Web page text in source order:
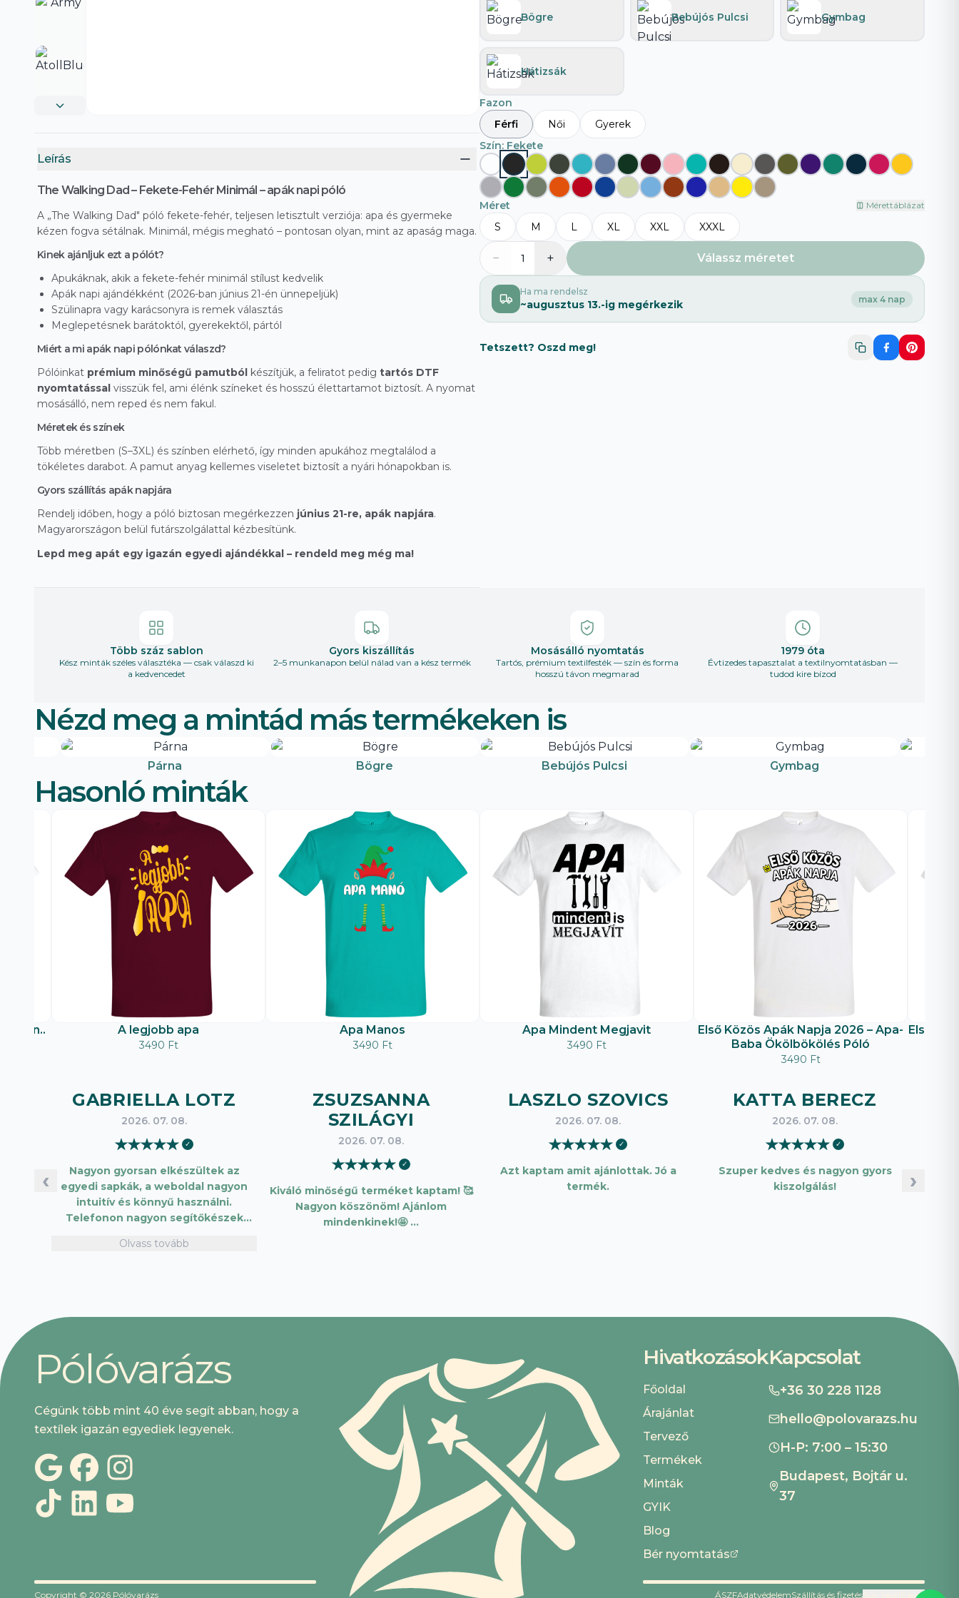
Böngészd az összeset→
Leírás
The Walking Dad – Fekete-Fehér Minimál – apák napi póló
A „The Walking Dad" póló fekete-fehér, teljesen letisztult verziója: apa és gyermeke
kézen fogva sétálnak. Minimál, mégis megható – pontosan olyan, mint az apaság maga.
Kinek ajánljuk ezt a pólót?
Apukáknak, akik a fekete-fehér minimál stílust kedvelik
Apák napi ajándékként (2026-ban június 21-én ünnepeljük)
Szülinapra vagy karácsonyra is remek választás
Meglepetésnek barátoktól, gyerekektől, pártól
Miért a mi apák napi pólónkat válaszd?
Pólóinkat prémium minőségű pamutból készítjük, a feliratot pedig tartós DTF
nyomtatással visszük fel, ami élénk színeket és hosszú élettartamot biztosít. A nyomat
mosásálló, nem reped és nem fakul.
Méretek és színek
Több méretben (S–3XL) és színben elérhető, így minden apukához megtalálod a
tökéletes darabot. A pamut anyag kellemes viseletet biztosít a nyári hónapokban is.
Gyors szállítás apák napjára
Rendelj időben, hogy a póló biztosan megérkezzen június 21-re, apák napjára.
Magyarországon belül futárszolgálattal kézbesítünk.
Lepd meg apát egy igazán egyedi ajándékkal – rendeld meg még ma!
Bögre Bebújós Pulcsi Gymbag
Hátizsák
Fazon
Férfi
Női
Gyerek
Szín: Fekete
Méret Mérettáblázat
S M L XL XXL XXXL
− 1 + Válassz méretet
Ha ma rendelsz
~augusztus 13.-ig megérkezik max 4 nap
Tetszett? Oszd meg!
Több száz sablon
Kész minták széles választéka — csak válaszd ki
a kedvencedet
Gyors kiszállítás
2–5 munkanapon belül nálad van a kész termék
Mosásálló nyomtatás
Tartós, prémium textilfesték — szín és forma
hosszú távon megmarad
1979 óta
Évtizedes tapasztalat a textilnyomtatásban —
tudod kire bízod
Nézd meg a mintád más termékeken is
Párna Bögre Bebújós Pulcsi Gymbag
Hasonló minták
A legjobb apa
3490 Ft
Apa Manos
3490 Ft
Apa Mindent Megjavit
3490 Ft
Első Közös Apák Napja 2026 – Apa-
Baba Ökölbökölés Póló
3490 Ft
Első
‹
GABRIELLA LOTZ
2026. 07. 08.
★★★★★ ✓
Nagyon gyorsan elkészültek az
egyedi sapkák, a weboldal nagyon
intuitív és könnyű használni.
Telefonon nagyon segítőkészek
vásárolni. Plusz pont, hogy lehetett
Olvass tovább
ZSUZSANNA
SZILÁGYI
2026. 07. 08.
★★★★★ ✓
Kiváló minőségű terméket kaptam! 🥰
Nagyon köszönöm! Ajánlom
mindenkinek!🤩 …
LASZLO SZOVICS
2026. 07. 08.
★★★★★ ✓
Azt kaptam amit ajánlottak. Jó a
termék.
KATTA BERECZ
2026. 07. 08.
★★★★★ ✓
Szuper kedves és nagyon gyors
kiszolgálás!
›
Pólóvarázs
Cégünk több mint 40 éve segít abban, hogy a
textílek igazán egyediek legyenek.
Copyright © 2026 Pólóvarázs
Hivatkozások
Főoldal
Árajánlat
Tervező
Termékek
Minták
GYIK
Blog
Bér nyomtatás
Kapcsolat
+36 30 228 1128
hello@polovarazs.hu
H-P: 7:00 – 15:30
Budapest, Bojtár u.
37
ÁSZFAdatvédelemSzállítás és fizetésSüti beállítások